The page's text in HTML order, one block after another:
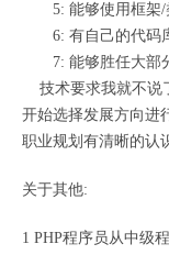
5: 能够使用框架/
6: 有自己的代码
7: 能够胜任大部分
技术要求我就不说
开始选择发展方向进
职业规划有清晰的认
关于其他:
1 PHP程序员从中级